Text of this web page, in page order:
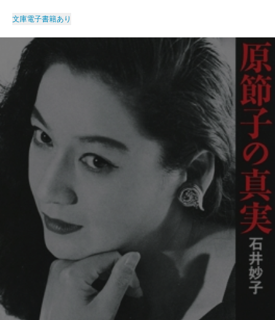
文庫電子書籍あり